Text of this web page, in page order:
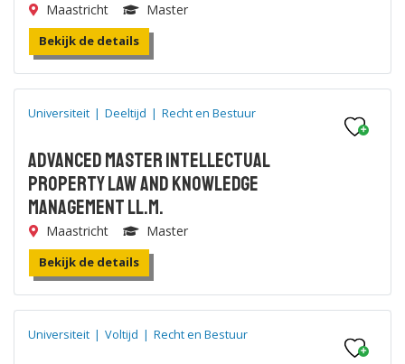
Maastricht Master
Bekijk de details
Universiteit | Deeltijd | Recht en Bestuur
Advanced Master Intellectual
Property Law and Knowledge
Management LL.M.
Maastricht Master
Bekijk de details
Universiteit | Voltijd | Recht en Bestuur